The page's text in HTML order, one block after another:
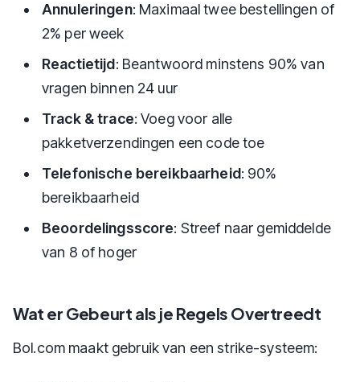
Annuleringen: Maximaal twee bestellingen of
2% per week
Reactietijd: Beantwoord minstens 90% van
vragen binnen 24 uur
Track & trace: Voeg voor alle
pakketverzendingen een code toe
Telefonische bereikbaarheid: 90%
bereikbaarheid
Beoordelingsscore: Streef naar gemiddelde
van 8 of hoger
Wat er Gebeurt als je Regels Overtreedt
Bol.com maakt gebruik van een strike-systeem: